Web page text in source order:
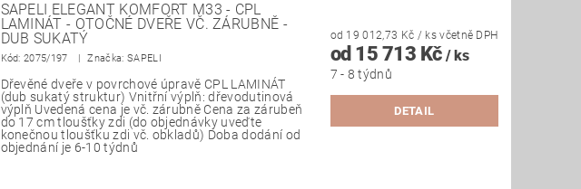
SAPELI ELEGANT KOMFORT M33 - CPL
LAMINÁT - OTOČNÉ DVEŘE VČ. ZÁRUBNĚ -
DUB SUKATÝ
Kód:2075/197 Značka: SAPELI
Dřevěné dveře v povrchové úpravě CPL LAMINÁT
(dub sukatý struktur) Vnitřní výplň: dřevodutinová
výplň Uvedená cena je vč. zárubně Cena za zárubeň
do 17 cm tloušťky zdi (do objednávky uveďte
konečnou tloušťku zdi vč. obkladů) Doba dodání od
objednání je 6-10 týdnů
od 19 012,73 Kč / ksvčetně DPH
od 15 713 Kč/ ks
7 - 8 týdnů
DETAIL